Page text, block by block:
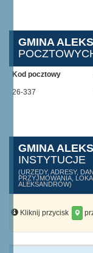
GMINA
Kod pocztowy
26-337
GMINA
INSTYTUCJE
(URZĘDY, ADRESY,
PRZYJMOWANIA,
ALEKSANDRÓW)
Kliknij przycisk